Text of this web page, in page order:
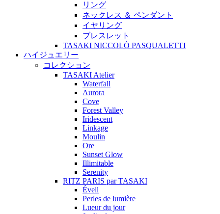
リング
ネックレス ＆ ペンダント
イヤリング
ブレスレット
TASAKI NICCOLÒ PASQUALETTI
ハイジュエリー
コレクション
TASAKI Atelier
Waterfall
Aurora
Cove
Forest Valley
Iridescent
Linkage
Moulin
Ore
Sunset Glow
Illimitable
Serenity
RITZ PARIS par TASAKI
Éveil
Perles de lumière
Lueur du jour